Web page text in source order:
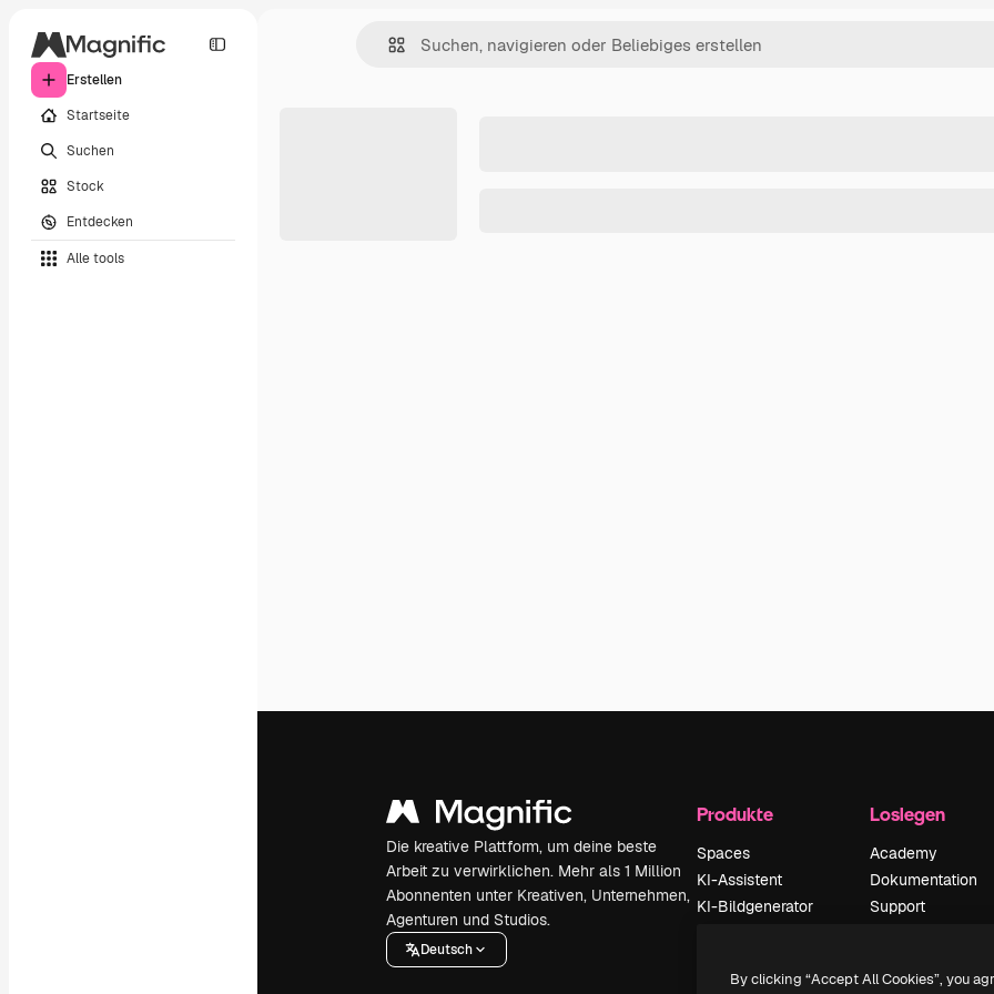
Erstellen
Startseite
Suchen
Stock
Entdecken
Alle tools
Die kreative Plattform, um deine beste
Arbeit zu verwirklichen. Mehr als 1 Million
Abonnenten unter Kreativen, Unternehmen,
Agenturen und Studios.
Deutsch
Produkte
Spaces
KI-Assistent
KI-Bildgenerator
Stimmengenerator
Loslegen
Academy
Dokumentation
Support
Originale Neu
By clicking “Accept All Cookies”, you